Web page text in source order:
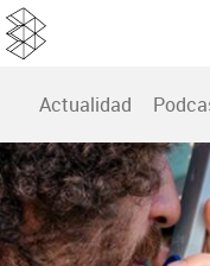
Actualidad